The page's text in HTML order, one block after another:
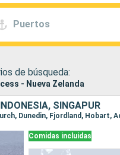
Puertos
de búsqueda:
- Nueva Zelanda
SINGAPUR
Comidas incluidas